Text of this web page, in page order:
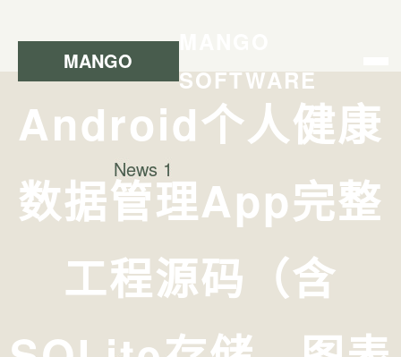
SOFTWARE
Android个人健康
数据管理App完整
工程源码（含